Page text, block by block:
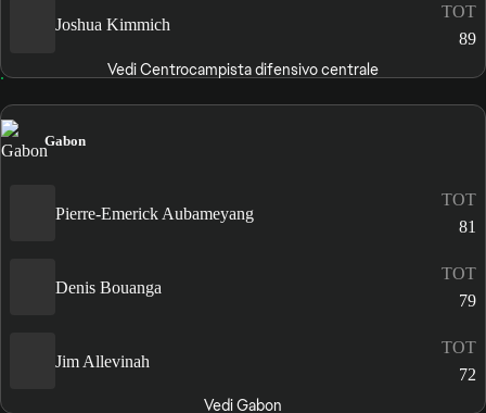
Joshua Kimmich
TOT
89
Vedi Centrocampista difensivo centrale
Gabon
Pierre-Emerick Aubameyang
TOT
81
Denis Bouanga
TOT
79
Jim Allevinah
TOT
72
Vedi Gabon